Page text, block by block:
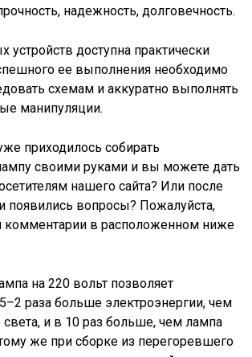
надежность, долговечность.
устройств доступна практически
ее выполнения необходимо
схемам и аккуратно выполнять
манипуляции.
приходилось собирать
своими руками и вы можете дать
нашего сайта? Или после
появились вопросы? Пожалуйста,
комментарии в расположенном ниже
на 220 вольт позволяет
раза больше электроэнергии, чем
и в 10 раз больше, чем лампа
же при сборке из перегоревшего